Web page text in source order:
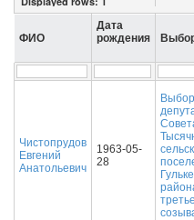
ФИО
Дата
рождения
Чистопрудов
Евгений
Анатольевич
1963-05-
28